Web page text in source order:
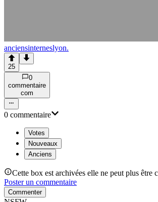
anciensinterneslyon.
25
0
commentaire
com
0 commentaire
Votes
Nouveaux
Anciens
Cette box est archivées elle ne peut plus être
Poster un commentaire
Commenter